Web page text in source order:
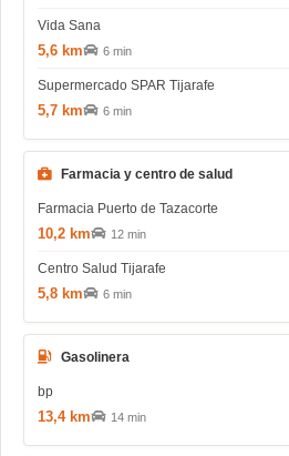
Vida Sana
5,6 km 6 min
Supermercado SPAR Tijarafe
5,7 km 6 min
Farmacia y centro de salud
Farmacia Puerto de Tazacorte
10,2 km 12 min
Centro Salud Tijarafe
5,8 km 6 min
Gasolinera
bp
13,4 km 14 min